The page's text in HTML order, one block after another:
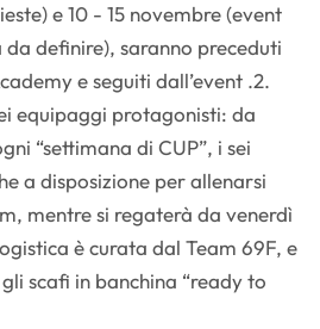
e 10 - 15 novembre (event
definire), saranno preceduti
e seguiti dall’event .2.
equipaggi protagonisti: da
“settimana di CUP”, i sei
a disposizione per allenarsi
mentre si regaterà da venerdì
è curata dal Team 69F, e
scafi in banchina “ready to